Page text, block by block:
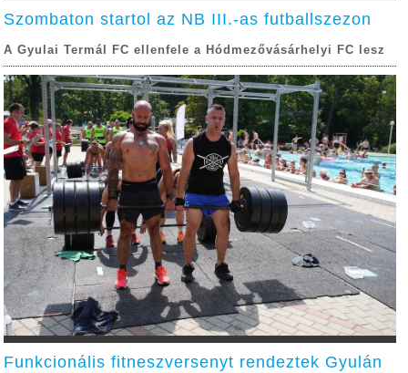
Szombaton startol az NB III.-as futballszezon
A Gyulai Termál FC ellenfele a Hódmezővásárhelyi FC lesz
Funkcionális fitneszversenyt rendeztek Gyulán